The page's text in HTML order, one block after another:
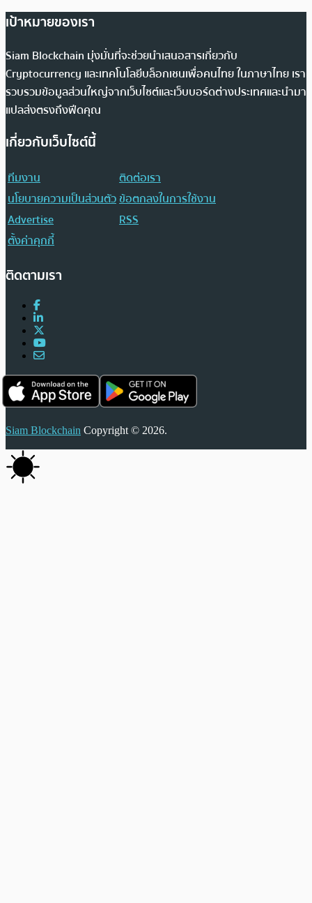
เป้าหมายของเรา
Siam Blockchain มุ่งมั่นที่จะช่วยนำเสนอสารเกี่ยวกับ
Cryptocurrency และเทคโนโลยีบล็อกเชนเพื่อคนไทย ในภาษาไทย เรา
รวบรวมข้อมูลส่วนใหญ่จากเว็บไซต์และเว็บบอร์ดต่างประเทศและนำมา
แปลส่งตรงถึงฟีดคุณ
เกี่ยวกับเว็บไซต์นี้
ทีมงาน
ติดต่อเรา
นโยบายความเป็นส่วนตัวข้อตกลงในการใช้งาน
Advertise
RSS
ตั้งค่าคุกกี้
ติดตามเรา
Siam Blockchain Copyright © 2026.